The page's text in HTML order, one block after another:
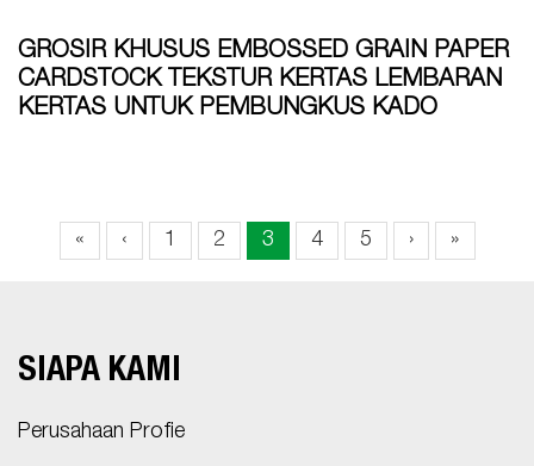
GROSIR KHUSUS EMBOSSED GRAIN PAPER
CARDSTOCK TEKSTUR KERTAS LEMBARAN
KERTAS UNTUK PEMBUNGKUS KADO
« ‹ 1 2 3 4 5 › »
SIAPA KAMI
Perusahaan Profie